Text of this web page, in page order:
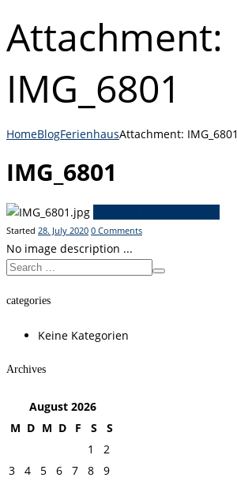
Attachment:
IMG_6801
HomeBlogFerienhausAttachment: IMG_6801
IMG_6801
Started 28. July 2020 0 Comments
No image description ...
categories
Keine Kategorien
Archives
August 2026
M D M D F S
S
1
2
3
4 5 6 7 8
9